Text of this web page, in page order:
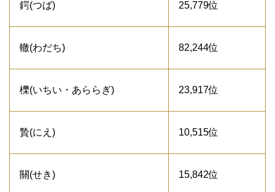
鍔(つば) 25,779位
轍(わだち) 82,244位
櫟(いちい・あららぎ) 23,917位
贄(にえ) 10,515位
關(せき) 15,842位